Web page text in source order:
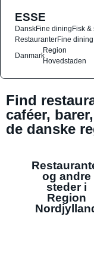
ESSE
DanskFine diningFisk &
RestauranterFine
Danmark
Region
Hovedstaden
Find
caféer,
de danske
og andre
steder i
Region